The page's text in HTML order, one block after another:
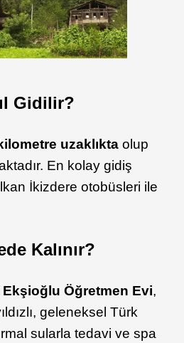
Gidilir?
uzaklıkta olup
En kolay gidiş
İkizdere otobüsleri ile
Kalınır?
Öğretmen Evi,
geleneksel Türk
sularla tedavi ve spa